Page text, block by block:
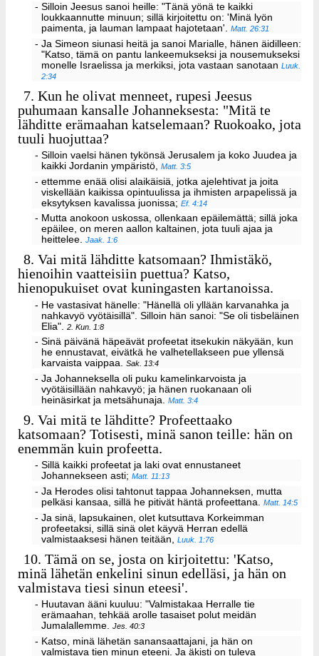
- Silloin Jeesus sanoi heille: "Tänä yönä te kaikki
loukkaannutte minuun; sillä kirjoitettu on: 'Minä lyön
paimenta, ja lauman lampaat hajotetaan'.Matt. 26:31
- Ja Simeon siunasi heitä ja sanoi Marialle, hänen äidilleen:
"Katso, tämä on pantu lankeemukseksi ja nousemukseksi
monelle Israelissa ja merkiksi, jota vastaan sanotaanLuuk.
2:34
7. Kun he olivat menneet, rupesi Jeesus
puhumaan kansalle Johanneksesta: "Mitä te
lähditte erämaahan katselemaan? Ruokoako, jota
tuuli huojuttaa?
- Silloin vaelsi hänen tykönsä Jerusalem ja koko Juudea ja
kaikki Jordanin ympäristö,Matt. 3:5
- ettemme enää olisi alaikäisiä, jotka ajelehtivat ja joita
viskellään kaikissa opintuulissa ja ihmisten arpapelissä ja
eksytyksen kavalissa juonissa;Ef. 4:14
- Mutta anokoon uskossa, ollenkaan epäilemättä; sillä joka
epäilee, on meren aallon kaltainen, jota tuuli ajaa ja
heittelee.Jaak. 1:6
8. Vai mitä lähditte katsomaan? Ihmistäkö,
hienoihin vaatteisiin puettua? Katso,
hienopukuiset ovat kuningasten kartanoissa.
- He vastasivat hänelle: "Hänellä oli yllään karvanahka ja
nahkavyö vyötäisillä". Silloin hän sanoi: "Se oli tisbeläinen
Elia".2. Kun. 1:8
- Sinä päivänä häpeävät profeetat itsekukin näkyään, kun
he ennustavat, eivätkä he valhetellakseen pue yllensä
karvaista vaippaa.Sak. 13:4
- Ja Johanneksella oli puku kamelinkarvoista ja
vyötäisillään nahkavyö; ja hänen ruokanaan oli
heinäsirkat ja metsähunaja.Matt. 3:4
9. Vai mitä te lähditte? Profeettaako
katsomaan? Totisesti, minä sanon teille: hän on
enemmän kuin profeetta.
- Sillä kaikki profeetat ja laki ovat ennustaneet
Johannekseen asti;Matt. 11:13
- Ja Herodes olisi tahtonut tappaa Johanneksen, mutta
pelkäsi kansaa, sillä he pitivät häntä profeettana.Matt. 14:5
- Ja sinä, lapsukainen, olet kutsuttava Korkeimman
profeetaksi, sillä sinä olet käyvä Herran edellä
valmistaaksesi hänen teitään,Luuk. 1:76
10. Tämä on se, josta on kirjoitettu: 'Katso,
minä lähetän enkelini sinun edelläsi, ja hän on
valmistava tiesi sinun eteesi'.
- Huutavan ääni kuuluu: "Valmistakaa Herralle tie
erämaahan, tehkää arolle tasaiset polut meidän
Jumalallemme.Jes. 40:3
- Katso, minä lähetän sanansaattajani, ja hän on
valmistava tien minun eteeni. Ja äkisti on tuleva